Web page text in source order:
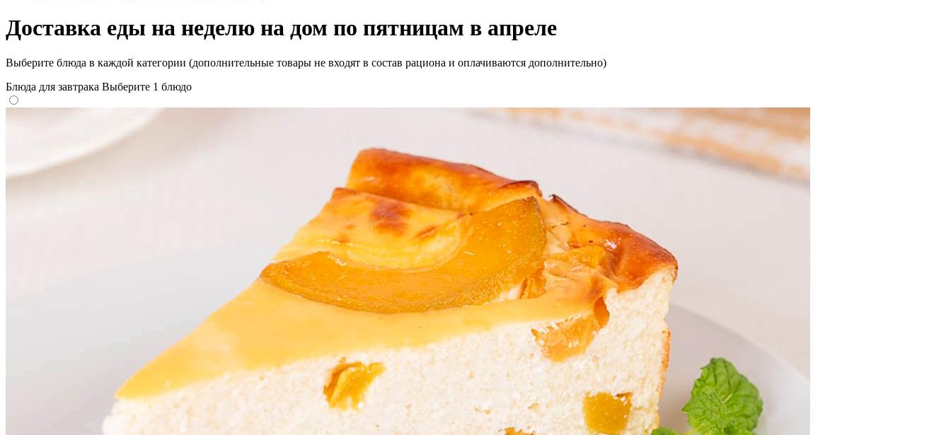
Доставка еды на неделю на дом по пятницам в апреле
Выберите блюда в каждой категории (дополнительные товары не входят в состав рациона и оплачиваются дополнительно)
Блюда для завтрака Выберите 1 блюдо